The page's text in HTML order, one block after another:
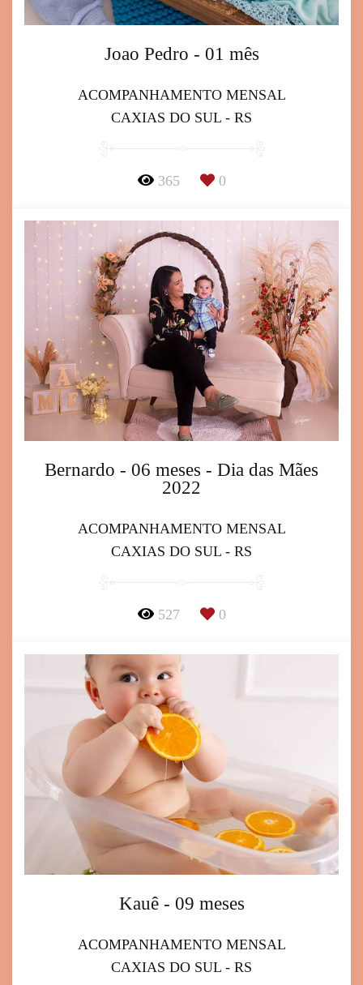
Joao Pedro - 01 mês
ACOMPANHAMENTO MENSAL
CAXIAS DO SUL - RS
365 0
Bernardo - 06 meses - Dia das Mães
2022
ACOMPANHAMENTO MENSAL
CAXIAS DO SUL - RS
527 0
Kauê - 09 meses
ACOMPANHAMENTO MENSAL
CAXIAS DO SUL - RS